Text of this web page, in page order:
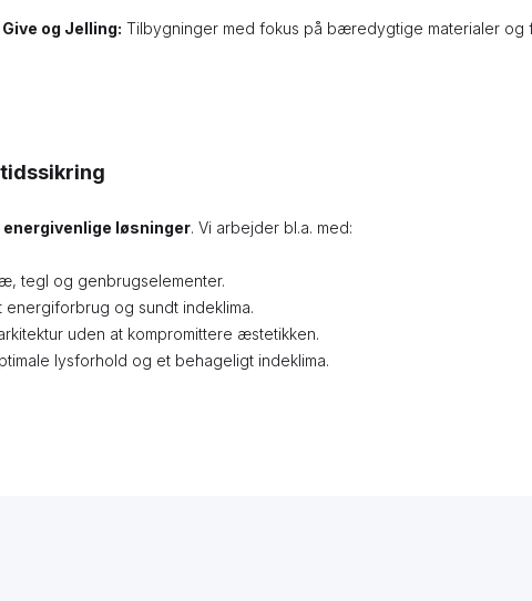
og Jelling: Tilbygninger med fokus på bæredygtige materialer og
løsninger. Vi arbejder bl.a. med:
tegl og genbrugselementer.
energiforbrug og sundt indeklima.
uden at kompromittere æstetikken.
lysforhold og et behageligt indeklima.